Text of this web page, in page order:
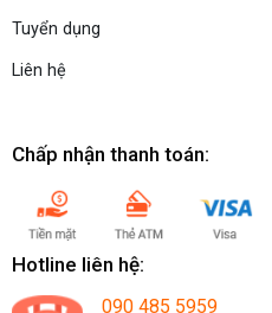
Tuyển dụng
Liên hệ
Chấp nhận thanh toán:
Hotline liên hệ:
090 485 5959